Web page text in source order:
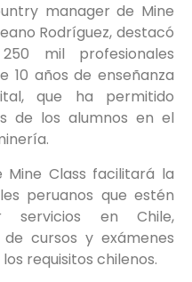
manager de Mine
Rodríguez, destacó
mil profesionales
10 años de enseñanza
que ha permitido
de los alumnos en el
Mine Class facilitará la
peruanos que estén
servicios en Chile,
cursos y exámenes
requisitos chilenos.